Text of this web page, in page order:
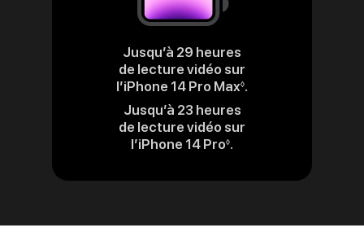
Jusqu’à 29 heures
de lecture vidéo sur
l’iPhone 14 Pro Max◊.
Jusqu’à 23 heures
de lecture vidéo sur
l’iPhone 14 Pro◊.
mentions